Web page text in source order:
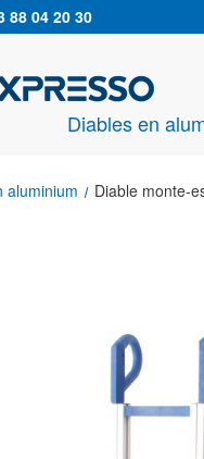
88 04 20 30
Diables en
aluminium Diable monte-